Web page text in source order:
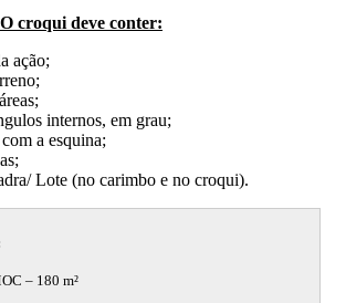
croqui deve conter:
ação;
internos, em grau;
a esquina;
Lote (no carimbo e no croqui).
– 180 m²